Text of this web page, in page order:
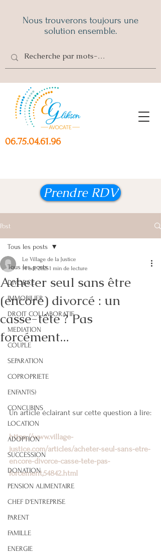
06.75.04.61.96
Nous trouverons toujours une
solution ensemble.
Prendre RDV
Post
Tous les posts
DIVORCE
IMMOBILIER
DROIT COLLABORATIF
MEDIATION
COUPLE
SEPARATION
COPROPRIETE
ENFANT(S)
CONCUBINS
LOCATION
ADOPTION
SUCCESSION
DONATION
PENSION ALIMENTAIRE
CHEF D'ENTREPRISE
PARENT
FAMILLE
ENERGIE
Tous les posts
Acheter seul sans être
(encore) divorcé : un
casse-tête ? Pas
forcément...
Le Village de la Justice
14 oct. 20251 min de lecture
Un article éclairant sur cette question à lire:
https://www.village-
justice.com/articles/acheter-seul-sans-etre-
encore-divorce-casse-tete-pas-
forcement,54842.html